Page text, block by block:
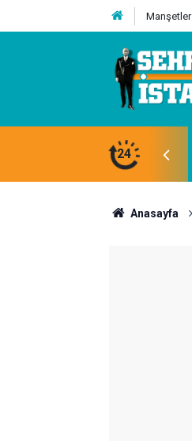
Manşetler
24
Anasayfa